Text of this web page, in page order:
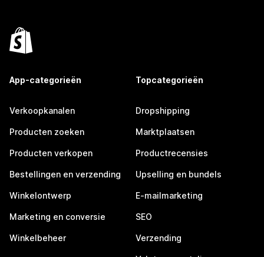
App-categorieën
Verkoopkanalen
Producten zoeken
Producten verkopen
Bestellingen en verzending
Winkelontwerp
Marketing en conversie
Winkelbeheer
Topcategorieën
Dropshipping
Marktplaatsen
Productrecensies
Upselling en bundels
E-mailmarketing
SEO
Verzending